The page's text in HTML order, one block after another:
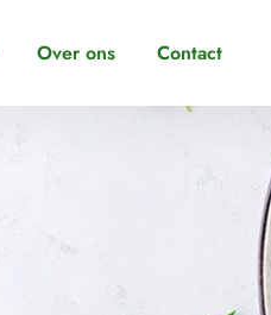
Over ons Contact